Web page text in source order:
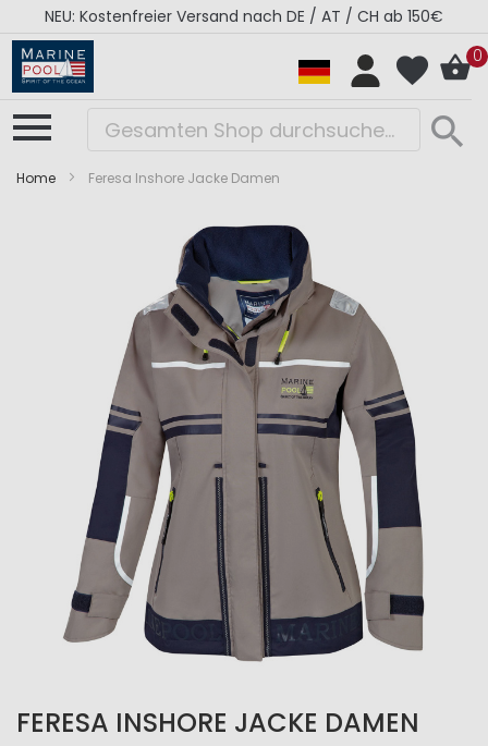
NEU: Kostenfreier Versand nach DE / AT / CH ab 150€
0
Home Feresa Inshore Jacke Damen
Bildergalerie
Bildergalerie
FERESA INSHORE JACKE DAMEN